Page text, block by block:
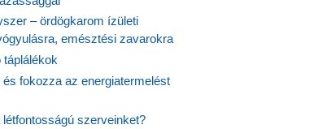
– ördögkarom ízületi
emésztési zavarokra
és fokozza az energiatermelést
létfontosságú szerveinket?